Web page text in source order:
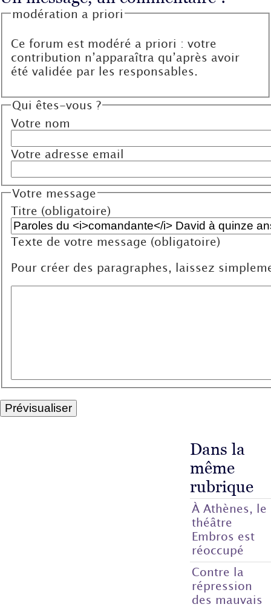
modération a priori
Ce forum est modéré a priori : votre
contribution n’apparaîtra qu’après avoir
été validée par les responsables.
Qui êtes-vous ?
Votre nom
Votre adresse email
Votre message
Titre (obligatoire)
Texte de votre message (obligatoire)
Pour créer des paragraphes, laissez
Dans la
même
rubrique
À Athènes, le
théâtre
Embros est
réoccupé
Contre la
répression
des mauvais